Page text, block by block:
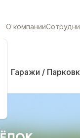
О компании
Гаражи /